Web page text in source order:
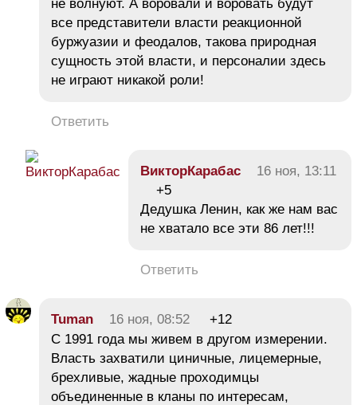
не волнуют. А воровали и воровать будут
все представители власти реакционной
буржуазии и феодалов, такова природная
сущность этой власти, и персоналии здесь
не играют никакой роли!
Ответить
ВикторКарабас
16 ноя, 13:11
+5
Дедушка Ленин, как же нам вас
не хватало все эти 86 лет!!!
Ответить
Tuman 16 ноя, 08:52
+12
С 1991 года мы живем в другом измерении.
Власть захватили циничные, лицемерные,
брехливые, жадные проходимцы
объединенные в кланы по интересам,